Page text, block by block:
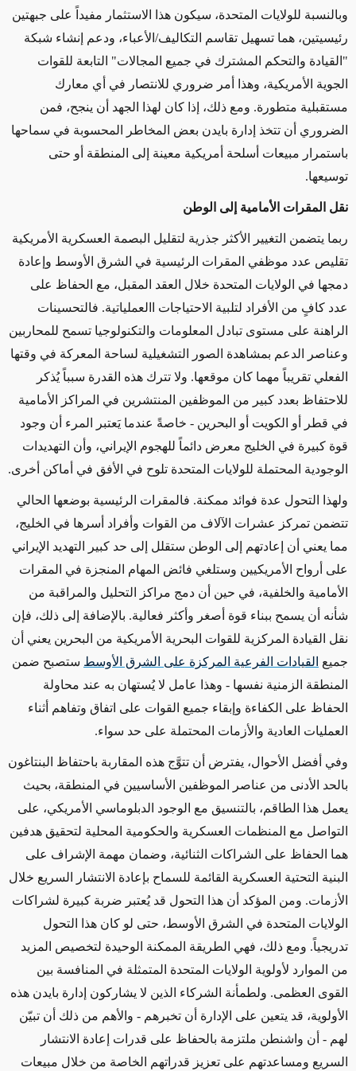
وبالنسبة للولايات المتحدة، سيكون هذا الاستثمار مفيداً على جبهتين
رئيسيتين، هما تسهيل تقاسم التكاليف/الأعباء، ودعم إنشاء شبكة
"القيادة والتحكم المشترك في جميع المجالات" التابعة للقوات
الجوية الأمريكية، وهذا أمر ضروري للانتصار في أي معارك
مستقبلية متطورة. ومع ذلك، إذا كان لهذا الجهد أن ينجح، فمن
الضروري أن تتخذ إدارة بايدن بعض المخاطر المحسوبة في سماحها
باستمرار مبيعات أسلحة أمريكية معينة إلى المنطقة أو حتى
توسيعها.
نقل المقرات الأمامية إلى الوطن
ربما يتضمن التغيير الأكثر جذرية لتقليل البصمة العسكرية الأمريكية
تقليص عدد موظفي المقرات الرئيسية في الشرق الأوسط وإعادة
دمجها في الولايات المتحدة خلال العقد المقبل، مع الحفاظ على
عدد كافٍ من الأفراد لتلبية الاحتياجات االعملياتية. فالتحسينات
الراهنة على مستوى تبادل المعلومات والتكنولوجيا تسمح للمحاربين
وعناصر الدعم بمشاهدة الصور التشغيلية لساحة المعركة في وقتها
الفعلي تقريباً مهما كان موقعها. ولا تترك هذه القدرة سبباً يُذكر
للاحتفاظ بعدد كبير من الموظفين المنتشرين في المراكز الأمامية
في قطر أو الكويت أو البحرين - خاصةً عندما يَعتبر المرء أن وجود
قوة كبيرة في الخليج معرض دائماً للهجوم الإيراني، وأن التهديدات
الوجودية المحتملة للولايات المتحدة تلوح في الأفق في أماكن أخرى.
ولهذا التحول عدة فوائد ممكنة. فالمقرات الرئيسية بوضعها الحالي
تتضمن تمركز عشرات الآلاف من القوات وأفراد أسرها في الخليج،
مما يعني أن إعادتهم إلى الوطن ستقلل إلى حد كبير التهديد الإيراني
على أرواح الأمريكيين وستلغي فائض المهام المنجزة في المقرات
الأمامية والخلفية، في حين أن دمج مراكز التحليل والمراقبة من
شأنه أن يسمح ببناء قوة أصغر وأكثر فعالية. بالإضافة إلى ذلك، فإن
نقل القيادة المركزية للقوات البحرية الأمريكية من البحرين يعني أن
جميع القيادات الفرعية المركزة على الشرق الأوسط ستصبح ضمن
المنطقة الزمنية نفسها - وهذا عامل لا يُستهان به عند محاولة
الحفاظ على الكفاءة وإبقاء جميع القوات على اتفاق وتفاهم أثناء
العمليات العادية والأزمات المحتملة على حد سواء.
وفي أفضل الأحوال، يفترض أن تتوَّج هذه المقاربة باحتفاظ البنتاغون
بالحد الأدنى من عناصر الموظفين الأساسيين في المنطقة، بحيث
يعمل هذا الطاقم، بالتنسيق مع الوجود الدبلوماسي الأمريكي، على
التواصل مع المنظمات العسكرية والحكومية المحلية لتحقيق هدفين
هما الحفاظ على الشراكات الثنائية، وضمان مهمة الإشراف على
البنية التحتية العسكرية القائمة للسماح بإعادة الانتشار
السريع خلال
الأزمات. ومن المؤكد أن هذا التحول قد يُعتبر ضربة كبيرة لشراكات
الولايات المتحدة في الشرق الأوسط، حتى لو كان هذا التحول
تدريجياً. ومع ذلك، فهي الطريقة الممكنة الوحيدة لتخصيص المزيد
من الموارد لأولوية الولايات المتحدة المتمثلة في المنافسة بين
القوى العظمى. ولطمأنة الشركاء الذين لا يشاركون إدارة بايدن هذه
الأولوية، قد يتعين على الإدارة أن تخبرهم - والأهم من ذلك أن تبيّن
لهم - أن واشنطن ملتزمة بالحفاظ على قدرات إعادة الانتشار
السريع ومساعدتهم على تعزيز قدراتهم الخاصة من خلال مبيعات